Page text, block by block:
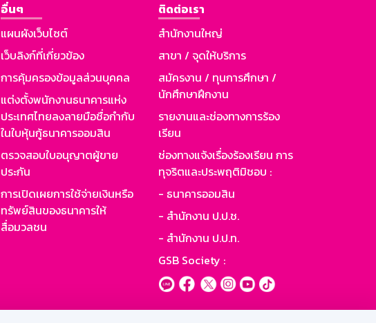
อื่นๆ
แผนผังเว็บไซต์
เว็บลิงก์ที่เกี่ยวข้อง
การคุ้มครองข้อมูลส่วนบุคคล
แต่งตั้งพนักงานธนาคารแห่ง
ประเทศไทยลงลายมือชื่อกำกับ
ในใบหุ้นกู้ธนาคารออมสิน
ตรวจสอบใบอนุญาตผู้ขาย
ประกัน
การเปิดเผยการใช้จ่ายเงินหรือ
ทรัพย์สินของธนาคารให้
สื่อมวลชน
ติดต่อเรา
สำนักงานใหญ่
สาขา / จุดให้บริการ
สมัครงาน / ทุนการศึกษา /
นักศึกษาฝึกงาน
รายงานและช่องทางการร้อง
เรียน
ช่องทางแจ้งเรื่องร้องเรียน การ
ทุจริตและประพฤติมิชอบ :
- ธนาคารออมสิน
- สำนักงาน ป.ป.ช.
- สำนักงาน ป.ป.ท.
GSB Society :